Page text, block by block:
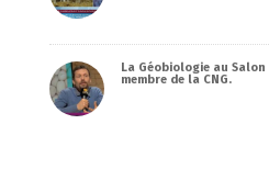
La Géobiologie au
membre de la CNG.